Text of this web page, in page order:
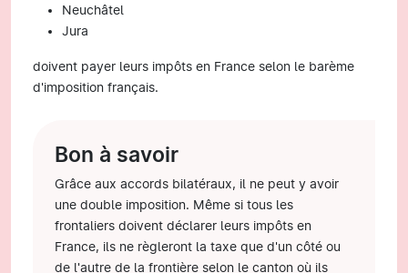
Neuchâtel
Jura
doivent payer leurs impôts en France selon le barème
d'imposition français.
Bon à savoir
Grâce aux accords bilatéraux, il ne peut y avoir
une double imposition. Même si tous les
frontaliers doivent déclarer leurs impôts en
France, ils ne règleront la taxe que d'un côté ou
de l'autre de la frontière selon le canton où ils